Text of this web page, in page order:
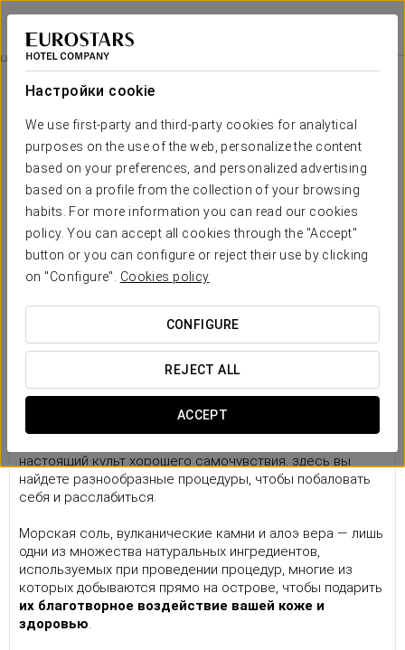
Настройки cookie
We use first-party and third-party cookies for analytical
purposes on the use of the web, personalize the content
based on your preferences, and personalized advertising
based on a profile from the collection of your browsing
habits. For more information you can read our cookies
policy. You can accept all cookies through the "Accept"
button or you can configure or reject their use by clicking
on "Configure". Cookies policy
CONFIGURE
REJECT ALL
ACCEPT
Eurostars Las Salinas
ФУЭРТЕВЕНТУРА
Спа
настоящий культ хорошего самочувствия, здесь вы
найдете разнообразные процедуры, чтобы побаловать
себя и расслабиться.
Морская соль, вулканические камни и алоэ вера — лишь
одни из множества натуральных ингредиентов,
используемых при проведении процедур, многие из
которых добываются прямо на острове, чтобы подарить
их благотворное воздействие вашей коже и
здоровью.